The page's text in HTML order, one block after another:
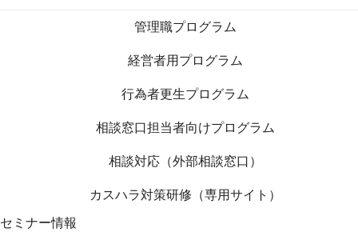
管理職プログラム
経営者用プログラム
行為者更生プログラム
相談窓口担当者向けプログラム
相談対応（外部相談窓口）
カスハラ対策研修（専用サイト）
セミナー情報